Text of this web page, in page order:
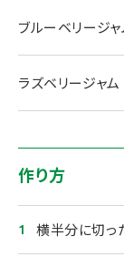
ブルーベリージャ
ラズベリージャム
作り方
横半分に切っ